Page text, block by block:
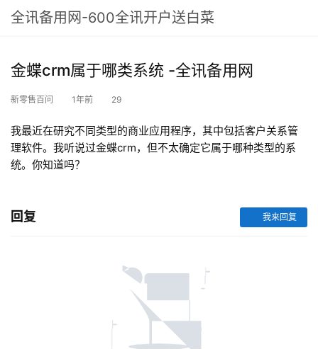
全讯备用网-600全讯开户送白菜
金蝶crm属于哪类系统 -全讯备用网
新零售百问 1年前 29
我最近在研究不同类型的商业应用程序，其中包括客户关系管
理软件。我听说过金蝶crm，但不太确定它属于哪种类型的系
统。你知道吗？
回复 我来回复